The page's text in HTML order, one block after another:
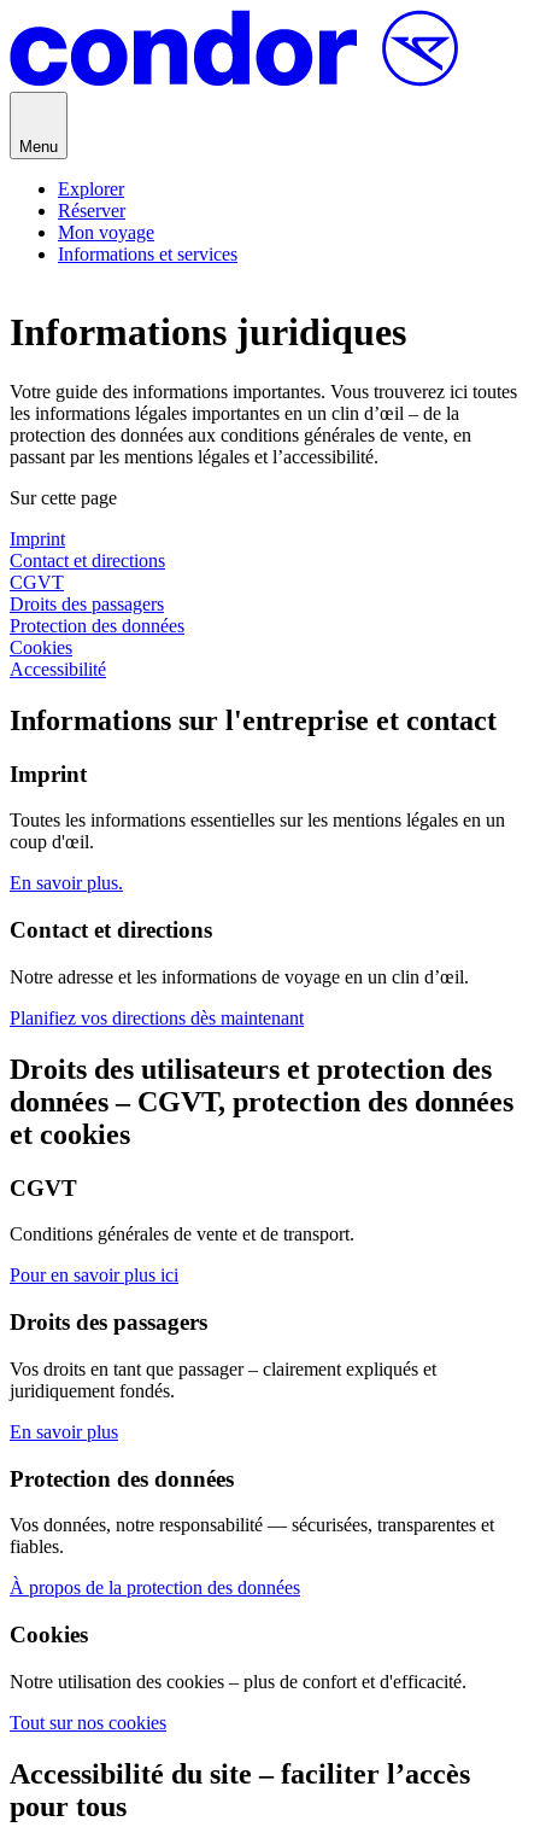
Menu
Explorer
Réserver
Mon voyage
Informations et services
Informations juridiques
Votre guide des informations importantes. Vous trouverez ici toutes
les informations légales importantes en un clin d’œil – de la
protection des données aux conditions générales de vente, en
passant par les mentions légales et l’accessibilité.
Sur cette page
Imprint
Contact et directions
CGVT
Droits des passagers
Protection des données
Cookies
Accessibilité
Informations sur l'entreprise et contact
Imprint
Toutes les informations essentielles sur les mentions légales en un
coup d'œil.
En savoir plus.
Contact et directions
Notre adresse et les informations de voyage en un clin d’œil.
Planifiez vos directions dès maintenant
Droits des utilisateurs et protection des
données – CGVT, protection des données
et cookies
CGVT
Conditions générales de vente et de transport.
Pour en savoir plus ici
Droits des passagers
Vos droits en tant que passager – clairement expliqués et
juridiquement fondés.
En savoir plus
Protection des données
Vos données, notre responsabilité — sécurisées, transparentes et
fiables.
À propos de la protection des données
Cookies
Notre utilisation des cookies – plus de confort et d'efficacité.
Tout sur nos cookies
Accessibilité du site – faciliter l’accès
pour tous